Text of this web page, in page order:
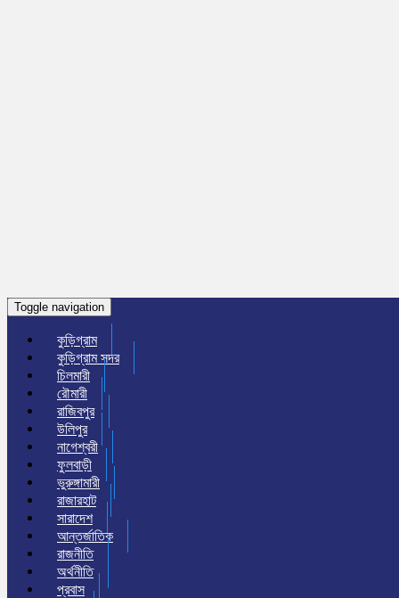
Toggle navigation
কুড়িগ্রাম
কুড়িগ্রাম সদর
চিলমারী
রৌমারী
রাজিবপুর
উলিপুর
নাগেশ্বরী
ফুলবাড়ী
ভুরুঙ্গামারী
রাজারহাট
সারাদেশ
আন্তর্জাতিক
রাজনীতি
অর্থনীতি
প্রবাস